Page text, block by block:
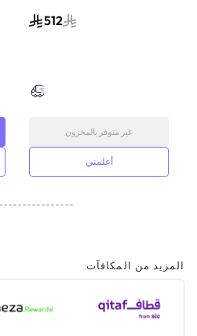
الإلكتروني أسود
512
غير متوفر بالمخزون
أعلمني
المزيد من المكافآت